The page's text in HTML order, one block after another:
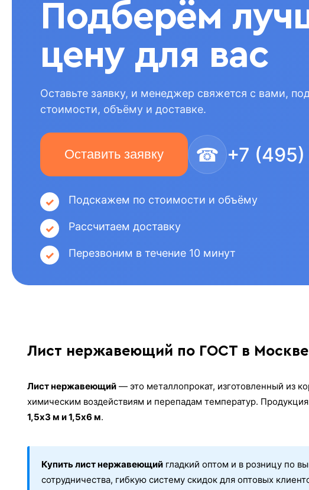
Подберём
цену для вас
Оставьте заявку, и менеджер свяжется с вами,
стоимости, объёму и доставке.
Оставить заявку ☎ +7
Подскажем по стоимости и объёму
Рассчитаем доставку
Перезвоним в течение 10 минут
Лист нержавеющий по ГОСТ в
Лист нержавеющий — это металлопрокат, изготовленный из
химическим воздействиям и перепадам температур.
1,5х3 м и 1,5х6 м.
Купить лист нержавеющий гладкий оптом и в розницу по
сотрудничества, гибкую систему скидок для оптовых